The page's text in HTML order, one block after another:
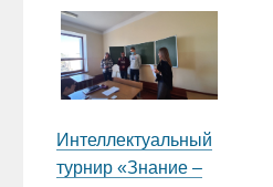
Интеллектуальный
турнир «Знание –